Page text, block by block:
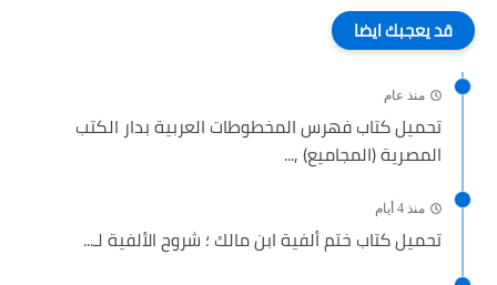
قد يعجبك ايضا
منذ عام
تحميل كتاب فهرس المخطوطات العربية بدار الكتب
المصرية (المجاميع) ,...
منذ 4 أيام
تحميل كتاب ختم ألفية ابن مالك ؛ شروح الألفية لـ...